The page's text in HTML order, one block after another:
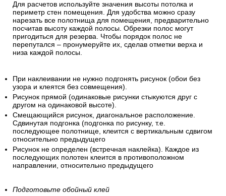
Вид стыковки обоев указан на этикетке в виде стрелок,
обозначающих расположение полос друг к другу. Это нужно
для правильного совпадения рисунка на соседних полосах.
Учтите, что при использовании обоев с большим узором
вам потребуется запас рулонов для стыковки рисунка, что
увеличит общий расход полос.
Для расчетов используйте значения высоты потолка и
периметр стен помещения. Для удобства можно сразу
нарезать все полотнища для помещения, предварительно
посчитав высоту каждой полосы. Обрезки полос могут
пригодиться для резерва. Чтобы порядок полос не
перепутался – пронумеруйте их, сделав отметки верха и
низа каждой полосы.
При наклеивании не нужно подгонять рисунок (обои без
узора и клеятся без совмещения).
другом на одинаковой высоте).